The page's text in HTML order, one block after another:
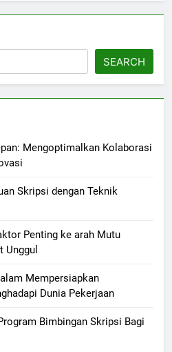
SEARCH
Mengoptimalkan Kolaborasi
Skripsi dengan Teknik
Penting ke arah Mutu
Unggul
Mempersiapkan
Dunia Pekerjaan
Bimbingan Skripsi Bagi